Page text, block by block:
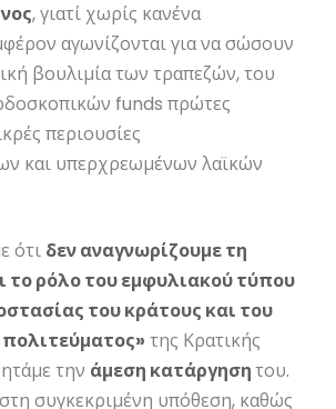
, γιατί χωρίς κανένα
αγωνίζονται για να σώσουν
βουλιμία των τραπεζών, του
funds πρώτες
περιουσίες
και υπερχρεωμένων λαϊκών
ότι δεν αναγνωρίζουμε τη
το ρόλο του εμφυλιακού τύπου
του κράτους και του
της Κρατικής
την άμεση κατάργησητου.
συγκεκριμένη υπόθεση, καθώς